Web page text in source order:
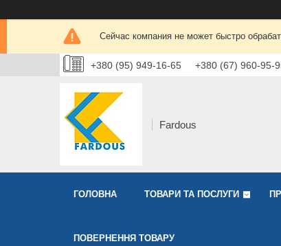
Сейчас компания не может быстро
+380 (95) 949-16-65 +380 (67) 960-95-
Fardous
ГОЛОВНА ТОВАРИ ТА ПОСЛУГИ
ПОВЕРНЕННЯ ТОВАРУ